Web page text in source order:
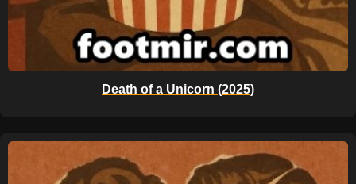
Death of a Unicorn (2025)